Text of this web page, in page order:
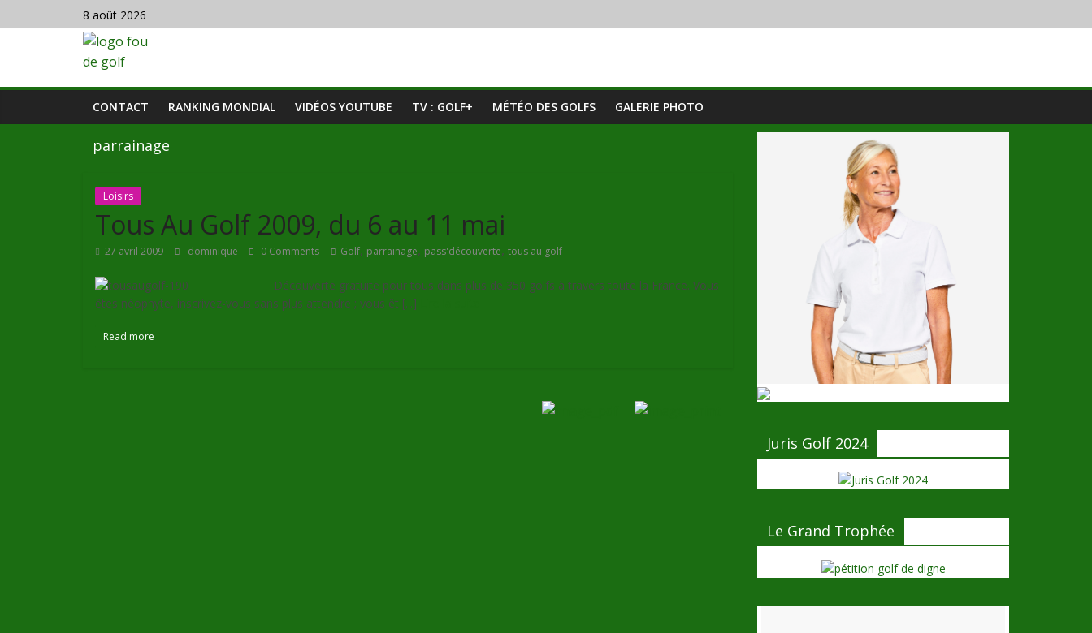
8 août 2026
CONTACT RANKING MONDIAL VIDÉOS YOUTUBE TV : GOLF+ MÉTÉO DES GOLFS GALERIE PHOTO
parrainage
Loisirs
Tous Au Golf 2009, du 6 au 11 mai
27 avril 2009 dominique 0 Comments Golf, parrainage, pass'découverte, tous au golf
Découverte gratuite pour tous dans plus de 350 golfs à travers toute la France. Vous
êtes néophyte, inscrivez-vous sans plus attendre ; vous êt [...]
Read more
Juris Golf 2024
Le Grand Trophée